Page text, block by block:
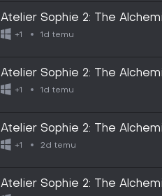
Atelier Sophie 2: The
Digital Deluxe Edition
+1 1d temu
Atelier Sophie 2: The
Digital Deluxe Edition
+1 1d temu
Atelier Sophie 2: The
Digital Deluxe Edition
+1 2d temu
Atelier Sophie 2: The